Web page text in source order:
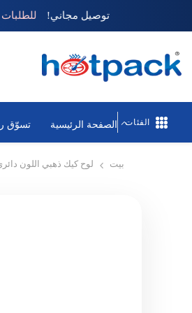
توصيل مجاني!
الفئات الصفحة الرئيسية تسوّق
بيت لوح كيك ذهبي اللون دائري